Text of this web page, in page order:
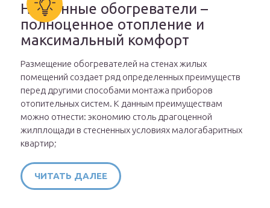
Настенные обогреватели –
полноценное отопление и
максимальный комфорт
Размещение обогревателей на стенах жилых
помещений создает ряд определенных преимуществ
перед другими способами монтажа приборов
отопительных систем. К данным преимуществам
можно отнести: экономию столь драгоценной
жилплощади в стесненных условиях малогабаритных
квартир;
ЧИТАТЬ ДАЛЕЕ